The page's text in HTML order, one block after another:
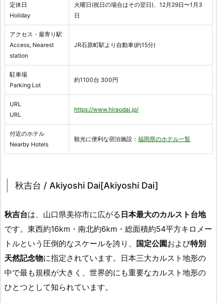
定休日
Holiday
火曜日(祝日の場合はその翌日)、12月29日〜1月3
日
アクセス・最寄り駅
Access, Nearest
station
JR石原町駅より自動車(約15分)
駐車場
Parking Lot
約1100台 300円
URL
URL
https://www.hiraodai.jp/
付近のホテル
Nearby Hotels
観光に便利な宿泊施設： 福岡県のホテル一覧
秋吉台 / Akiyoshi Dai[Akiyoshi Dai]
秋吉台は、山口県美祢市に広がる 日本最大のカルスト台地
です。東西約16km・南北約6km・総面積約54平方キロメー
トルという圧倒的なスケールを誇り、 国定公園および特別
天然記念物に指定されています。日本三大カルスト地形の
中で最も規模が大きく、世界的にも重要なカルスト地形の
ひとつとして知られています。